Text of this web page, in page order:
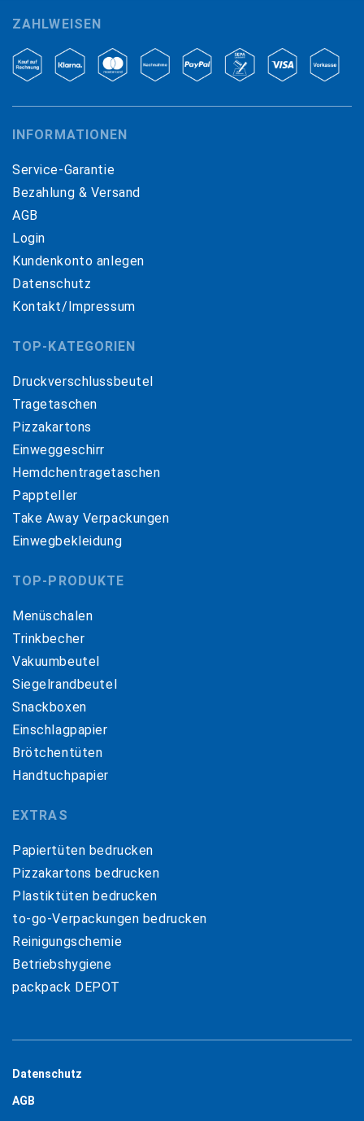
ZAHLWEISEN
INFORMATIONEN
Service-Garantie
Bezahlung & Versand
AGB
Login
Kundenkonto anlegen
Datenschutz
Kontakt/Impressum
TOP-KATEGORIEN
Druckverschlussbeutel
Tragetaschen
Pizzakartons
Einweggeschirr
Hemdchentragetaschen
Pappteller
Take Away Verpackungen
Einwegbekleidung
TOP-PRODUKTE
Menüschalen
Trinkbecher
Vakuumbeutel
Siegelrandbeutel
Snackboxen
Einschlagpapier
Brötchentüten
Handtuchpapier
EXTRAS
Papiertüten bedrucken
Pizzakartons bedrucken
Plastiktüten bedrucken
to-go-Verpackungen bedrucken
Reinigungschemie
Betriebshygiene
packpack DEPOT
Datenschutz
AGB